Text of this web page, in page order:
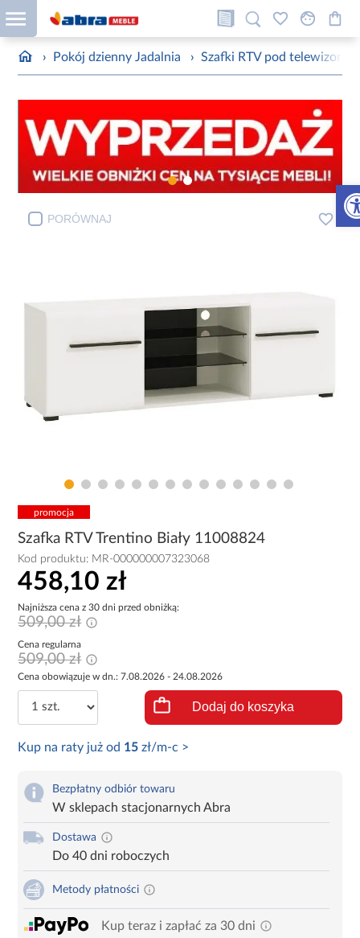
› Pokój dzienny Jadalnia › Szafki RTV pod telewizor
PORÓWNAJ
promocja
Szafka RTV Trentino Biały 11008824
Kod produktu: MR-000000007323068
458,10 zł
Najniższa cena z 30 dni przed obniżką:
509,00 zł
Cena regularna
509,00 zł
Cena obowiązuje w dn.: 7.08.2026 - 24.08.2026
Dodaj do koszyka
Kup na raty już od 15 zł/m-c >
Bezpłatny odbiór towaru
W sklepach stacjonarnych Abra
Dostawa
Do 40 dni roboczych
Metody płatności
Kup teraz i zapłać za 30 dni